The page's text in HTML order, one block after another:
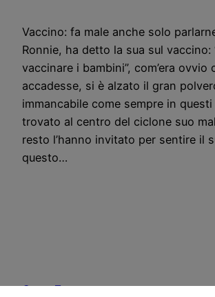
Vaccino: fa male anche solo
Ronnie, ha detto la sua sul vaccino:
vaccinare i bambini”, com’era ovvio
accadesse, si è alzato il gran
immancabile come sempre in
trovato al centro del ciclone suo
resto l’hanno invitato per sentire il
questo…
CostoZero.com